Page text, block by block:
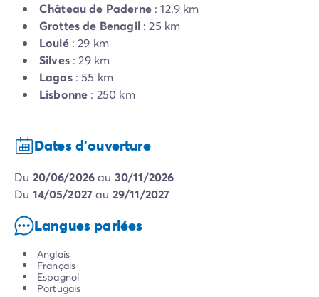
Château de Paderne: 12.9 km
Grottes de Benagil: 25 km
Loulé: 29 km
Silves: 29 km
Lagos: 55 km
Lisbonne : 250 km
Dates d'ouverture
du 20/06/2026au 30/11/2026
du 14/05/2027au 29/11/2027
Langues parlées
Anglais
Français
Espagnol
Portugais